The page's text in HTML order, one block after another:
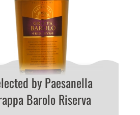
by Paesanella
Barolo Riserva